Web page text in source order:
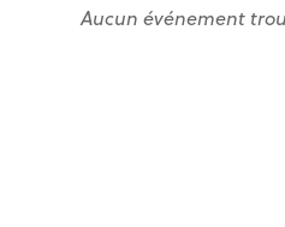
Aucun événement